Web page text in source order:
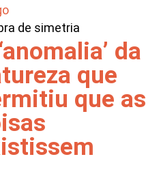
de simetria
da
que
que as